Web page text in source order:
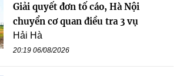
Giải quyết đơn tố cáo, Hà Nội
chuyển cơ quan điều tra 3 vụ
Hải Hà
20:19 06/08/2026